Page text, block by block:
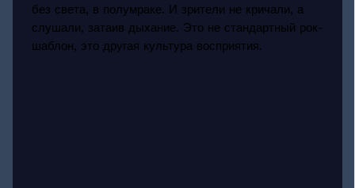
без света, в полумраке. И зрители не кричали, а
слушали, затаив дыхание. Это не стандартный рок-
шаблон, это другая культура восприятия.